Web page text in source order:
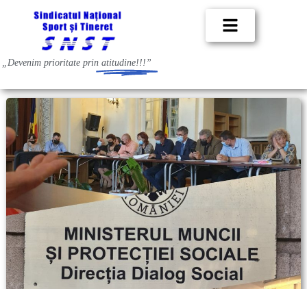
„Devenim prioritate prin atitudine!!!”